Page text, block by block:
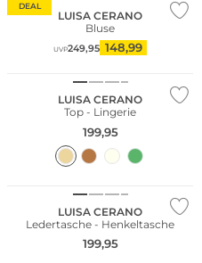
DEAL
LUISA CERANO
Bluse
UVP249,95 148,99
LUISA CERANO
Top - Lingerie
199,95
LUISA CERANO
Ledertasche - Henkeltasche
199,95